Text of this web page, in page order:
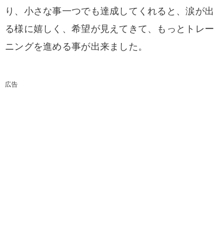
り、小さな事一つでも達成してくれると、涙が出
る様に嬉しく、希望が見えてきて、もっとトレー
ニングを進める事が出来ました。
広告